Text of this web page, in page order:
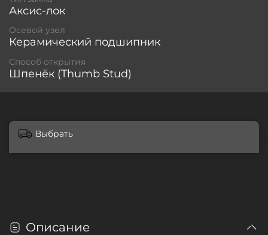
Аксис-лок
Осевой узел
Керамический подшипник
Способ открытия
Шпенёк (Thumb Stud)
Выбрать
Описание